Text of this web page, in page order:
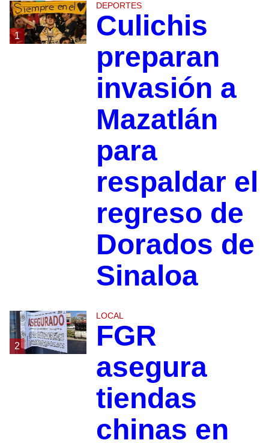
1
DEPORTES
Culichis
preparan
invasión a
Mazatlán
para
respaldar el
regreso de
Dorados de
Sinaloa
2
LOCAL
FGR
asegura
tiendas
chinas en